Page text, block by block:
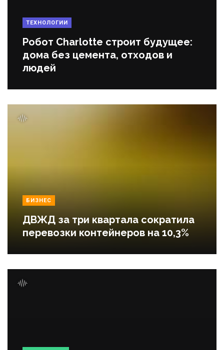
ТЕХНОЛОГИИ
Робот Charlotte строит будущее:
дома без цемента, отходов и
людей
БИЗНЕС
ДВЖД за три квартала сократила
перевозки контейнеров на 10,3%